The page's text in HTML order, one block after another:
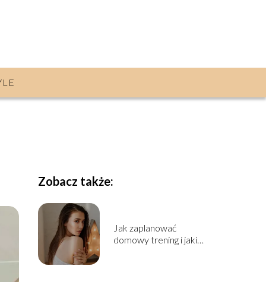
Zobacz także:
Jak zaplanować
domowy trening i jakie